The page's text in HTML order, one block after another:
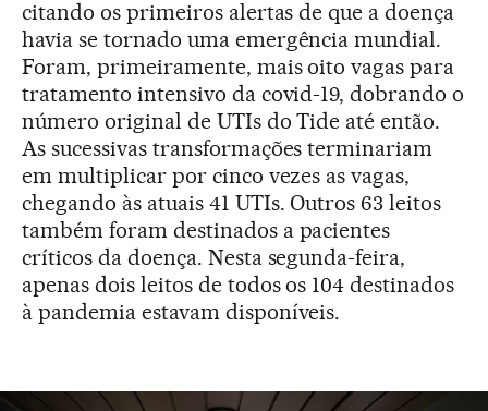
citando os primeiros alertas de que a doença
havia se tornado uma emergência mundial.
Foram, primeiramente, mais oito vagas para
tratamento intensivo da covid-19, dobrando o
número original de UTIs do Tide até então.
As sucessivas transformações terminariam
em multiplicar por cinco vezes as vagas,
chegando às atuais 41 UTIs. Outros 63 leitos
também foram destinados a pacientes
críticos da doença. Nesta segunda-feira,
apenas dois leitos de todos os 104 destinados
à pandemia estavam disponíveis.